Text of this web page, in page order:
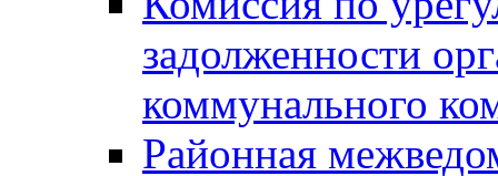
задолженности
коммунального
Районная